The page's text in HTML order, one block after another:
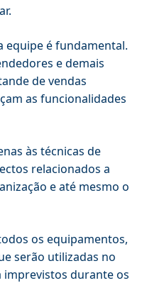
equipe é fundamental.
e demais
de vendas
as funcionalidades
às técnicas de
relacionados a
e até mesmo o
os equipamentos,
serão utilizadas no
imprevistos durante os